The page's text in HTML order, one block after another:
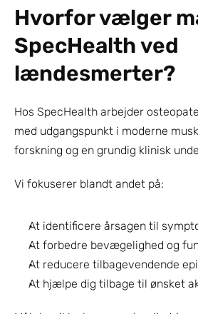
Hvorfor vælger
SpecHealth ved
lændesmerter?
Hos SpecHealth arbejder
med udgangspunkt i moderne
forskning og en grundig klinisk
Vi fokuserer blandt andet på:
At identificere årsagen til
At forbedre bevægelighed og
At reducere tilbagevendende
At hjælpe dig tilbage til ønsket